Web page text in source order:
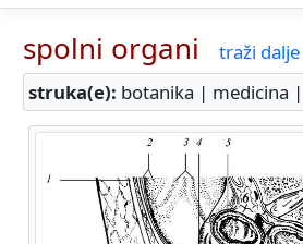
spolni organi
traži
struka(e): botanika | medicina